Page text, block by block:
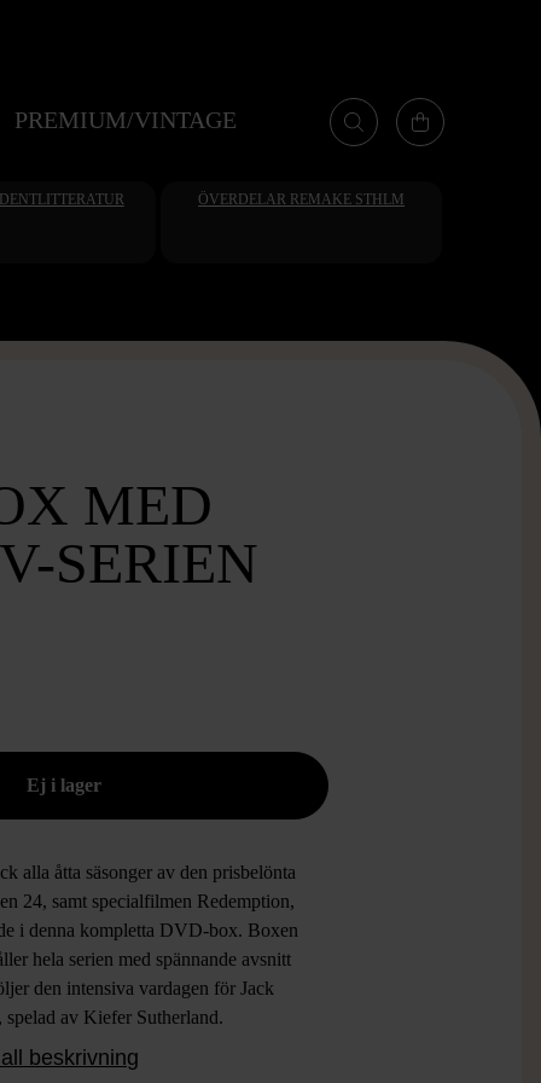
PREMIUM/VINTAGE
ÖVERDELAR REMAKE STHLM
MED
SERIEN
alla åtta säsonger av den prisbelönta
24, samt specialfilmen Redemption,
i denna kompletta DVD-box. Boxen
hela serien med spännande avsnitt
den intensiva vardagen för Jack
spelad av Kiefer Sutherland.
är robust och består av två
och ett separat fodral för filmen
beskrivning